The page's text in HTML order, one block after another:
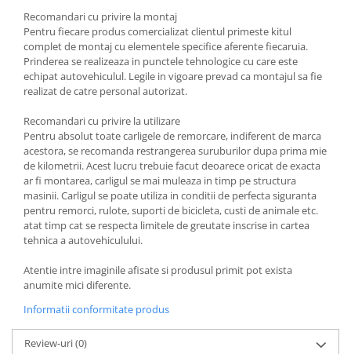
Carlige Xpeng G6
Carlige Xpeng G9
Recomandari cu privire la montaj
Pentru fiecare produs comercializat clientul primeste kitul
complet de montaj cu elementele specifice aferente fiecaruia.
Prinderea se realizeaza in punctele tehnologice cu care este
echipat autovehiculul. Legile in vigoare prevad ca montajul sa fie
realizat de catre personal autorizat.
Recomandari cu privire la utilizare
Pentru absolut toate carligele de remorcare, indiferent de marca
acestora, se recomanda restrangerea suruburilor dupa prima mie
de kilometrii. Acest lucru trebuie facut deoarece oricat de exacta
ar fi montarea, carligul se mai muleaza in timp pe structura
masinii. Carligul se poate utiliza in conditii de perfecta siguranta
pentru remorci, rulote, suporti de bicicleta, custi de animale etc.
atat timp cat se respecta limitele de greutate inscrise in cartea
tehnica a autovehiculului.
Atentie intre imaginile afisate si produsul primit pot exista
anumite mici diferente.
Informatii conformitate produs
Review-uri(0)